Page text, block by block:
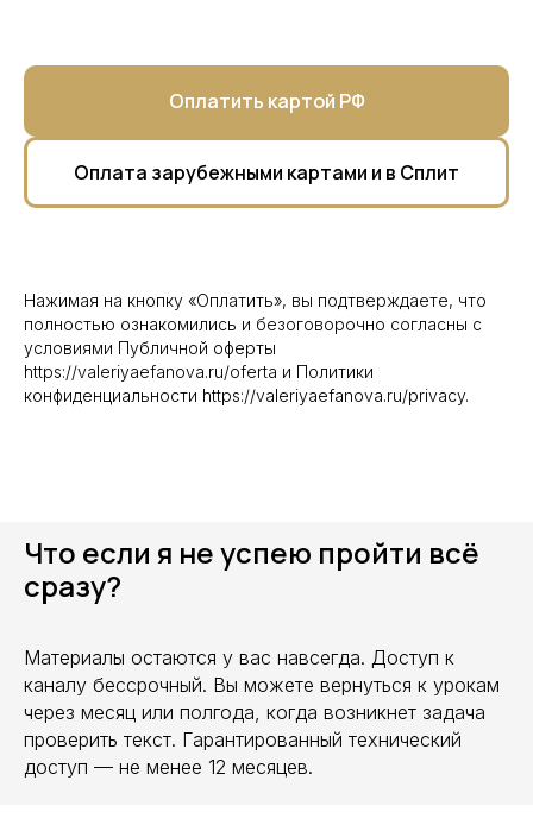
Оплатить картой РФ
Оплата зарубежными картами и в Сплит
Нажимая на кнопку «Оплатить», вы подтверждаете, что
полностью ознакомились и безоговорочно согласны с
условиями Публичной оферты
https://valeriyaefanova.ru/oferta и Политики
конфиденциальности https://valeriyaefanova.ru/privacy.
Что если я не успею пройти всё
сразу?
Материалы остаются у вас навсегда. Доступ к
каналу бессрочный. Вы можете вернуться к урокам
через месяц или полгода, когда возникнет задача
проверить текст. Гарантированный технический
доступ — не менее 12 месяцев.